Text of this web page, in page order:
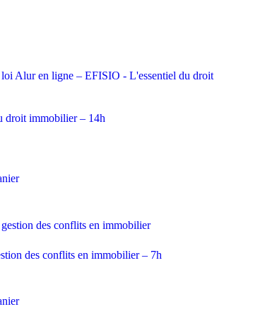
droit immobilier – 14h
des conflits en immobilier – 7h